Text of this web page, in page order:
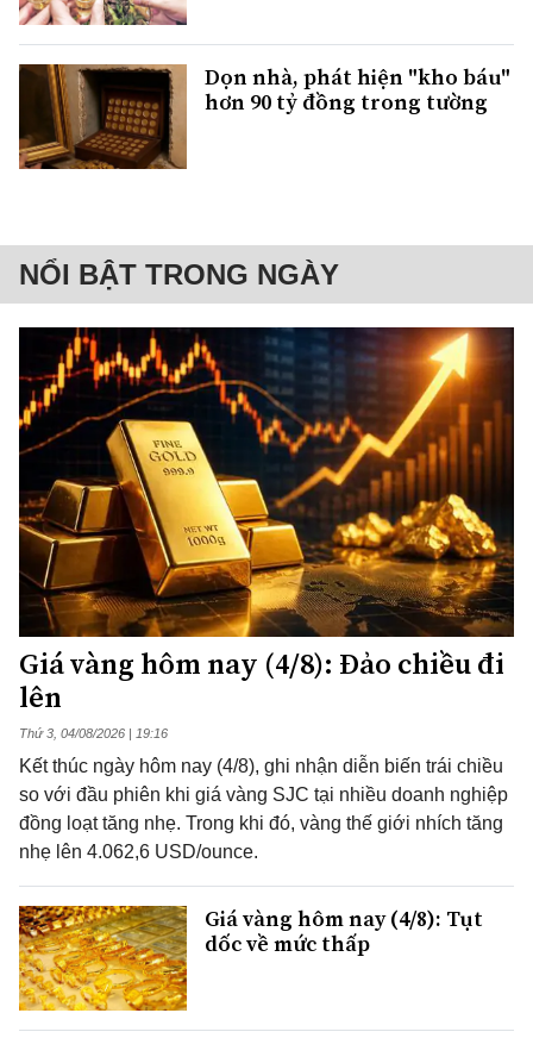
Dọn nhà, phát hiện "kho báu"
hơn 90 tỷ đồng trong tường
NỔI BẬT TRONG NGÀY
Giá vàng hôm nay (4/8): Đảo chiều đi
lên
Thứ 3, 04/08/2026 | 19:16
Kết thúc ngày hôm nay (4/8), ghi nhận diễn biến trái chiều
so với đầu phiên khi giá vàng SJC tại nhiều doanh nghiệp
đồng loạt tăng nhẹ. Trong khi đó, vàng thế giới nhích tăng
nhẹ lên 4.062,6 USD/ounce.
Giá vàng hôm nay (4/8): Tụt
dốc về mức thấp